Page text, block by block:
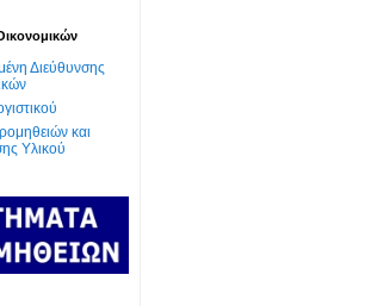
Διεύθυνσης
και
Υλικού